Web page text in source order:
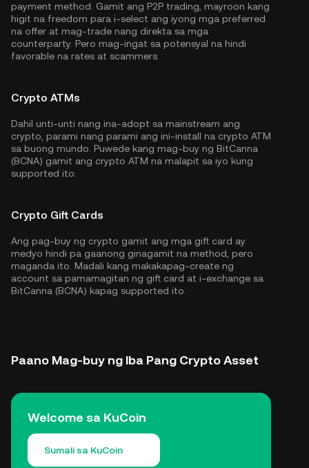
payment method. Gamit ang P2P trading, mayroon kang
higit na freedom para i-select ang iyong mga preferred
na offer at mag-trade nang direkta sa mga
counterparty. Pero mag-ingat sa potensyal na hindi
favorable na rates at scammers.
Crypto ATMs
Dahil unti-unti nang ina-adopt sa mainstream ang
crypto, parami nang parami ang ini-install na crypto ATM
sa buong mundo. Puwede kang mag-buy ng BitCanna
(BCNA) gamit ang crypto ATM na malapit sa iyo kung
supported ito.
Crypto Gift Cards
Ang pag-buy ng crypto gamit ang mga gift card ay
medyo hindi pa gaanong ginagamit na method, pero
maganda ito. Madali kang makakapag-create ng
account sa pamamagitan ng gift card at i-exchange sa
BitCanna (BCNA) kapag supported ito.
Paano Mag-buy ng Iba Pang Crypto Asset
Welcome sa KuCoin
Sumali sa KuCoin